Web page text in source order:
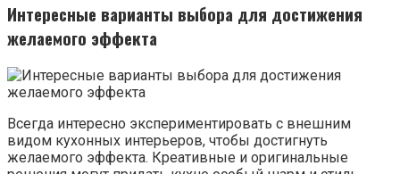
Интересные варианты выбора для достижения
желаемого эффекта
Всегда интересно экспериментировать с внешним
видом кухонных интерьеров, чтобы достигнуть
желаемого эффекта. Креативные и оригинальные